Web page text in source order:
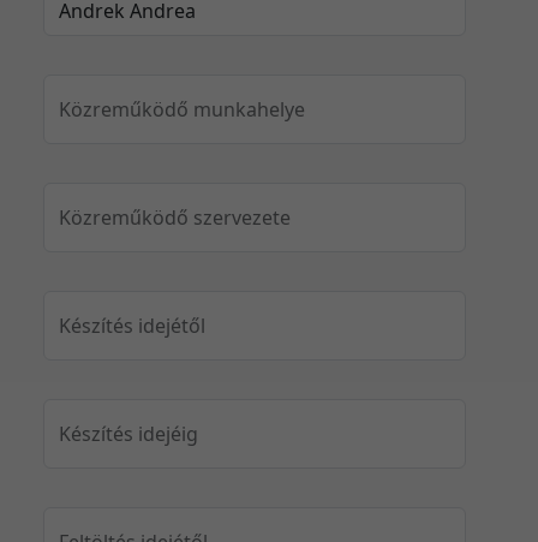
Közreműködő munkahelye
Közreműködő szervezete
Készítés idejétől
Készítés idejéig